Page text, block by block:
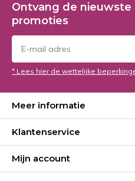
Ontvang de nieuwste
promoties
* Lees hier de wettelijke
Meer informatie
Klantenservice
Mijn account